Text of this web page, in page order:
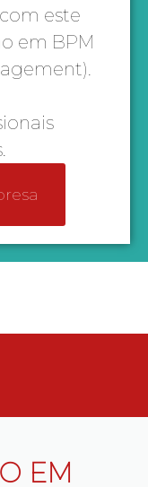
este
em BPM
EM